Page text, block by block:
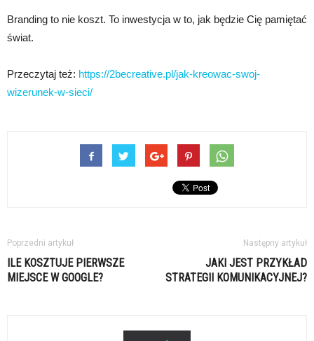
Branding to nie koszt. To inwestycja w to, jak będzie Cię pamiętać
świat.
Przeczytaj też: https://2becreative.pl/jak-kreowac-swoj-
wizerunek-w-sieci/
Poprzedni artykuł
ILE KOSZTUJE PIERWSZE
MIEJSCE W GOOGLE?
Następny artykuł
JAKI JEST PRZYKŁAD
STRATEGII KOMUNIKACYJNEJ?